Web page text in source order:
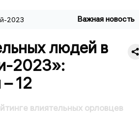
2023 Важная новость
людей в
2023»:
12
влиятельных орловцев